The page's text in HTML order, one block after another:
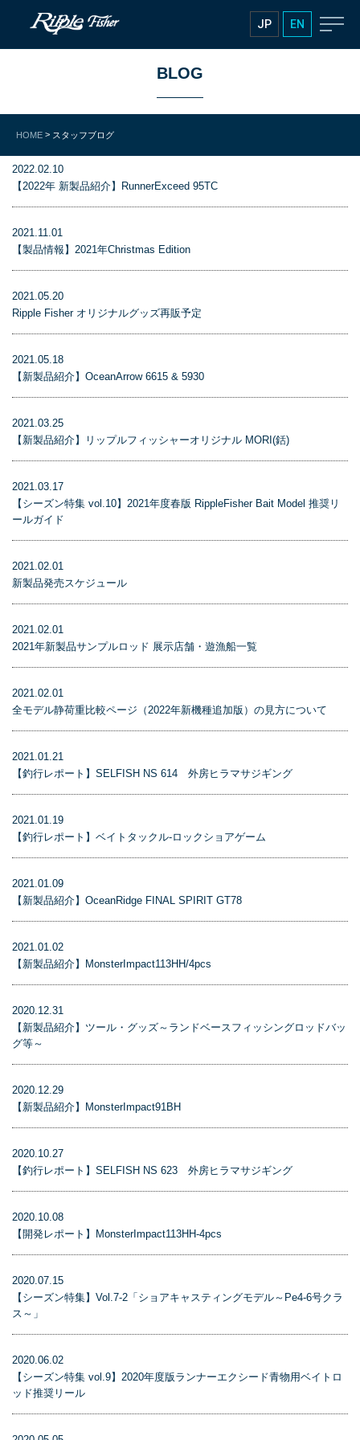
JP EN
BLOG
HOME > スタッフブログ
2022.02.10
【2022年 新製品紹介】RunnerExceed 95TC
2021.11.01
【製品情報】2021年Christmas Edition
2021.05.20
Ripple Fisher オリジナルグッズ再販予定
2021.05.18
【新製品紹介】OceanArrow 6615 & 5930
2021.03.25
【新製品紹介】リップルフィッシャーオリジナル MORI(銛)
2021.03.17
【シーズン特集 vol.10】2021年度春版 RippleFisher Bait Model 推奨リ
ールガイド
2021.02.01
新製品発売スケジュール
2021.02.01
2021年新製品サンプルロッド 展示店舗・遊漁船一覧
2021.02.01
全モデル静荷重比較ページ（2022年新機種追加版）の見方について
2021.01.21
【釣行レポート】SELFISH NS 614 外房ヒラマサジギング
2021.01.19
【釣行レポート】ベイトタックル-ロックショアゲーム
2021.01.09
【新製品紹介】OceanRidge FINAL SPIRIT GT78
2021.01.02
【新製品紹介】MonsterImpact113HH/4pcs
2020.12.31
【新製品紹介】ツール・グッズ～ランドベースフィッシングロッドバッ
グ等～
2020.12.29
【新製品紹介】MonsterImpact91BH
2020.10.27
【釣行レポート】SELFISH NS 623 外房ヒラマサジギング
2020.10.08
【開発レポート】MonsterImpact113HH-4pcs
2020.07.15
【シーズン特集】Vol.7-2「ショアキャスティングモデル～Pe4-6号クラ
ス～」
2020.06.02
【シーズン特集 vol.9】2020年度版ランナーエクシード青物用ベイトロ
ッド推奨リール